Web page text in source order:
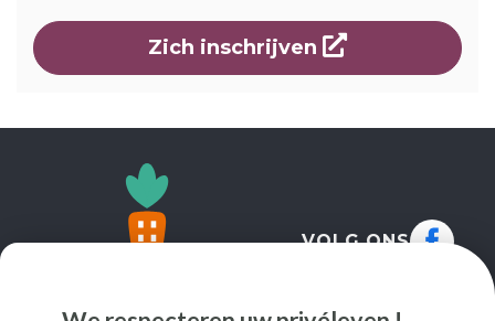
Zich inschrijven opent een
VOLG ONS